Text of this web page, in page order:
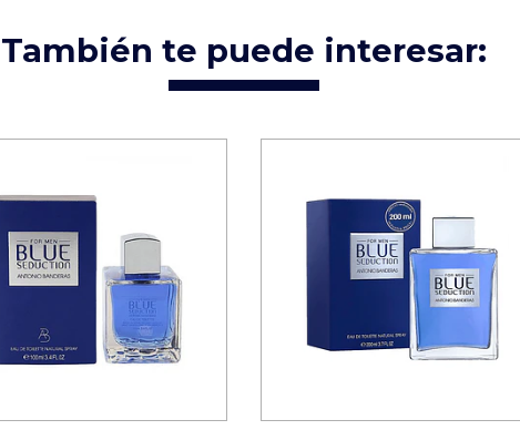
También te puede interesar: